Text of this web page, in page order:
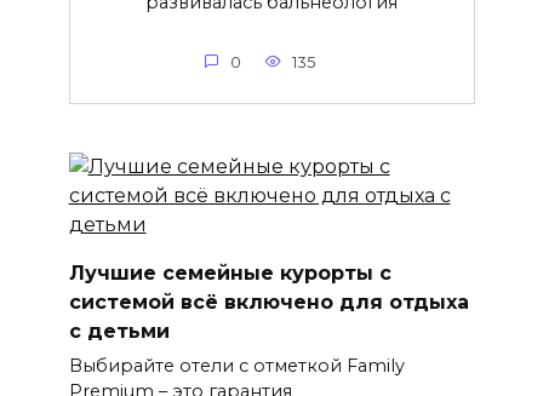
0 135
Лучшие семейные курорты с
системой всё включено для отдыха
с детьми
Выбирайте отели с отметкой Family
Premium – это гарантия